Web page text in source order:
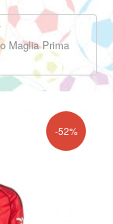
Maglia Prima
-52%